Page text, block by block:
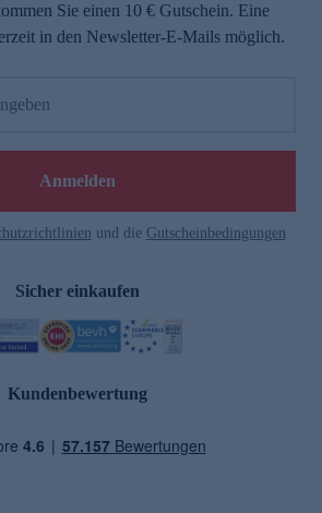
Sie einen 10 € Gutschein. Eine
in den Newsletter-E-Mails möglich.
Anmelden
und die Gutscheinbedingungen
Sicher einkaufen
Kundenbewertung